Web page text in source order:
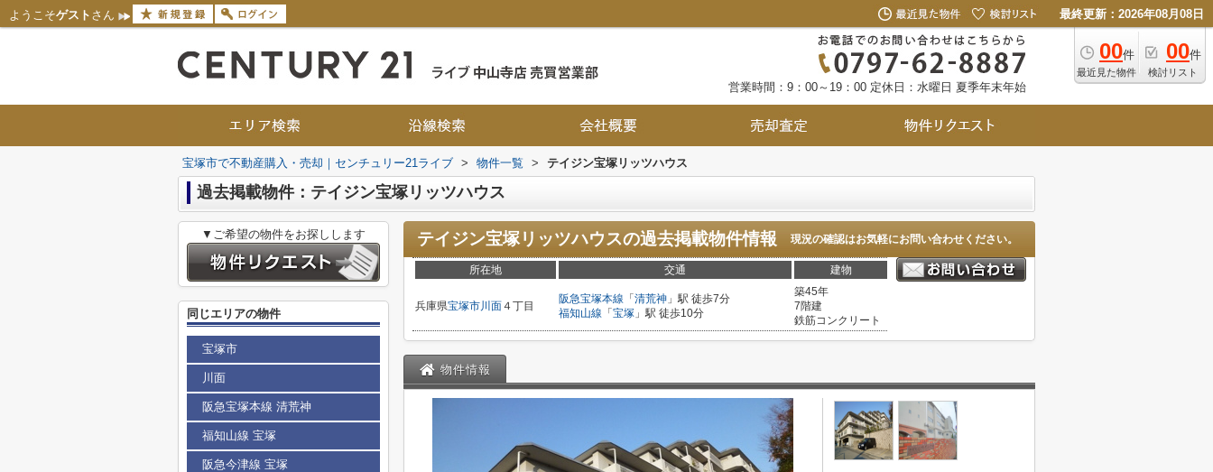
ようこそゲスト さん 最終更新：2026年08月08日
00件
最近見た物件
00件
検討リスト
営業時間：9：00～19：00 定休日：水曜日 夏季年末年始
宝塚市で不動産購入・売却｜センチュリー21ライブ > 物件一覧 > テイジン宝塚リッツハウス
過去掲載物件：テイジン宝塚リッツハウス
テイジン宝塚リッツハウスの過去掲載物件情報 現況の確認はお気軽にお問い合わせください。
所在地 交通 建物
兵庫県宝塚市川面４丁目
阪急宝塚本線 「 清荒神 」駅 徒歩7分
福知山線 「 宝塚 」駅 徒歩10分
築45年
7階建
鉄筋コンクリート
物件情報
▼ご希望の物件をお探しします
同じエリアの物件
宝塚市
川面
阪急宝塚本線 清荒神
福知山線 宝塚
阪急今津線 宝塚